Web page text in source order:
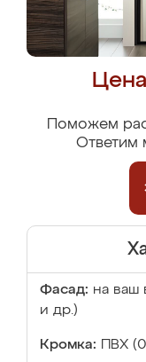
Поможем
Ответим
Фасад: на ваш
и др.)
Кромка: ПВХ